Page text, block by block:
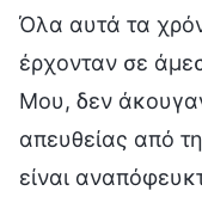
Όλα αυτά τα
έρχονταν σε
Μου, δεν
απευθείας από
είναι